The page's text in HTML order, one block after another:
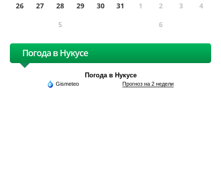
26
27 28 29 30 31 1 2 3
4
5
6
Погода в Нукусе
Погода в Нукусе
Gismeteo Прогноз на 2 недели